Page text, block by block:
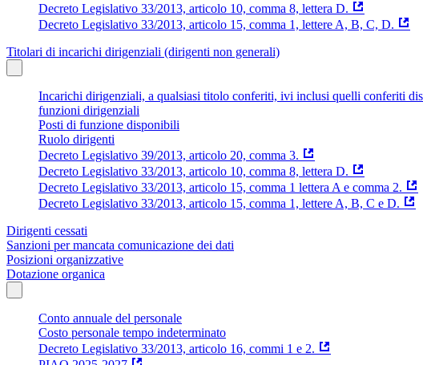
Decreto Legislativo 33/2013, articolo 10, comma 8, lettera D.
Decreto Legislativo 33/2013, articolo 15, comma 1, lettere A, B, C, D.
Titolari di incarichi dirigenziali (dirigenti non generali)
Incarichi dirigenziali, a qualsiasi titolo conferiti, ivi inclusi quelli conferiti
funzioni dirigenziali
Posti di funzione disponibili
Ruolo dirigenti
Decreto Legislativo 39/2013, articolo 20, comma 3.
Decreto Legislativo 33/2013, articolo 10, comma 8, lettera D.
Decreto Legislativo 33/2013, articolo 15, comma 1 lettera A e comma 2.
Decreto Legislativo 33/2013, articolo 15, comma 1, lettere A, B, C e D.
Dirigenti cessati
Sanzioni per mancata comunicazione dei dati
Posizioni organizzative
Dotazione organica
Conto annuale del personale
Costo personale tempo indeterminato
Decreto Legislativo 33/2013, articolo 16, commi 1 e 2.